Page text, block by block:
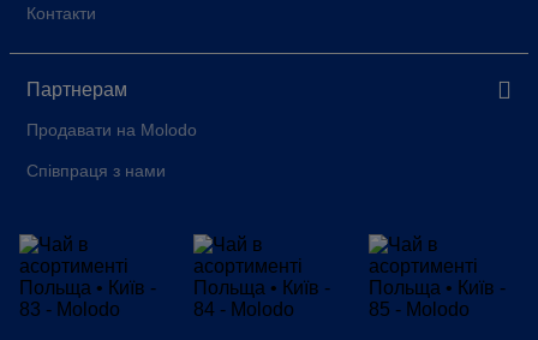
Контакти
Партнерам
Продавати на Molodo
Співпраця з нами